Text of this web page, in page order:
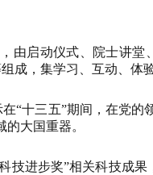
由启动仪式、院士讲
成，集学习、互动、
“十三五”期间，在党
大国重器。
技进步奖”相关科技成